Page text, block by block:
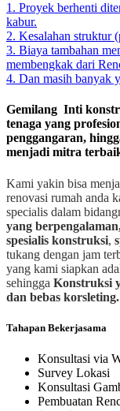
1. Proyek berhenti
kabur.
2. Kesalahan struktur
3. Biaya tambahan
membengkak dari
4. Dan masih banyak
Gemilang Inti
tenaga yang
penggangaran,
menjadi mitra
Kami yakin bisa
renovasi rumah anda
specialis dalam
yang
spesialis konstruksi,
tukang dengan jam
yang kami siapkan
sehingga Konstruksi
dan bebas korsleting.
Tahapan Bekerjasama
Konsultasi via
Survey Lokasi
Konsultasi
Pembuatan